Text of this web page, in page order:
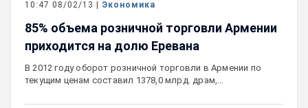
10:47 08/02/13 | Экономика
85% объема розничной торговли Армении
приходится на долю Еревана
В 2012 году оборот розничной торговли в Армении по
текущим ценам составил 1378,0 млрд. драм,…